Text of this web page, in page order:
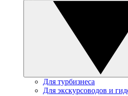
Для турбизнеса
Для экскурсоводов и